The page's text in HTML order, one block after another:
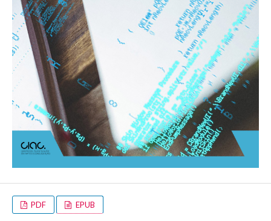
PDF EPUB